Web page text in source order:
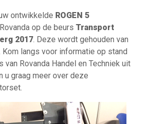
ontwikkelde ROGEN 5
op de beurs Transport
2017. Deze wordt gehouden van
langs voor informatie op stand
van Rovanda Handel en Techniek uit
u graag meer over deze